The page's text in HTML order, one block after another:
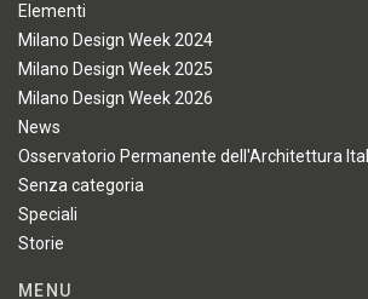
Elementi
Milano Design Week 2024
Milano Design Week 2025
Milano Design Week 2026
News
Osservatorio Permanente dell'Architettura
Senza categoria
Speciali
Storie
MENU